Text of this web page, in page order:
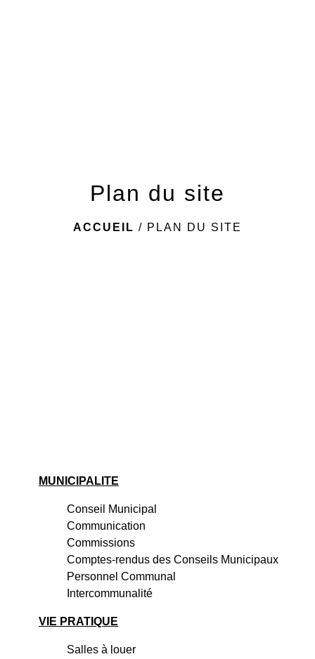
Plan du site
ACCUEIL / PLAN DU SITE
MUNICIPALITE
Conseil Municipal
Communication
Commissions
Comptes-rendus des Conseils Municipaux
Personnel Communal
Intercommunalité
VIE PRATIQUE
Salles à louer